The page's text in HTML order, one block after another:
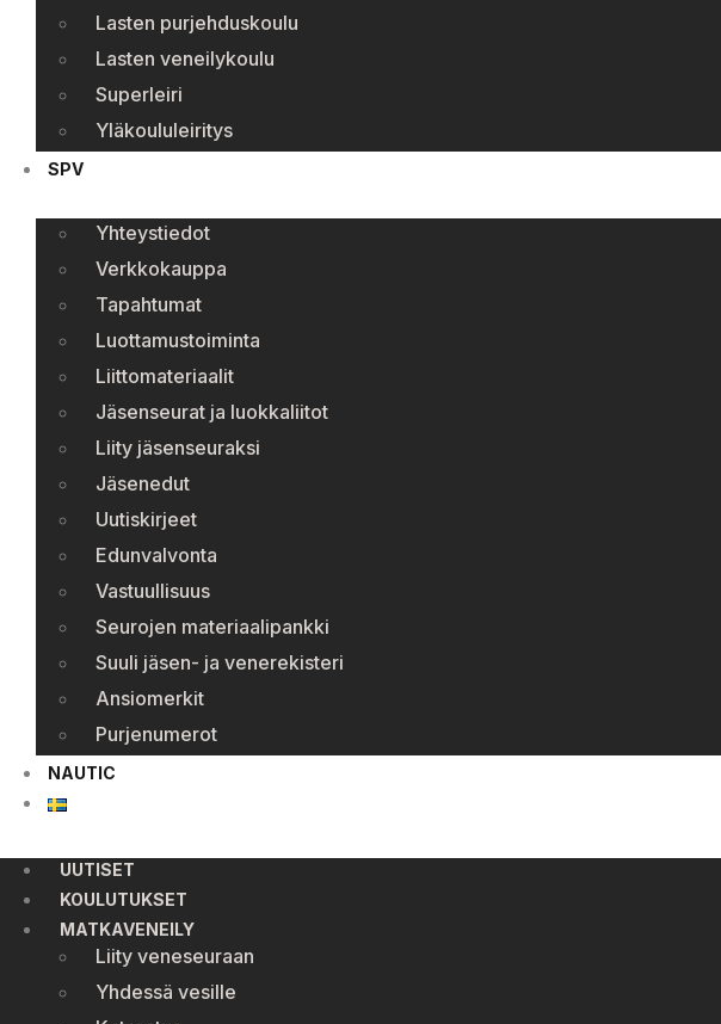
Lasten purjehduskoulu
Lasten veneilykoulu
Superleiri
Yläkoululeiritys
SPV
Yhteystiedot
Verkkokauppa
Tapahtumat
Luottamustoiminta
Liittomateriaalit
Jäsenseurat ja luokkaliitot
Liity jäsenseuraksi
Jäsenedut
Uutiskirjeet
Edunvalvonta
Vastuullisuus
Seurojen materiaalipankki
Suuli jäsen- ja venerekisteri
Ansiomerkit
Purjenumerot
NAUTIC
UUTISET
KOULUTUKSET
MATKAVENEILY
Liity veneseuraan
Yhdessä vesille